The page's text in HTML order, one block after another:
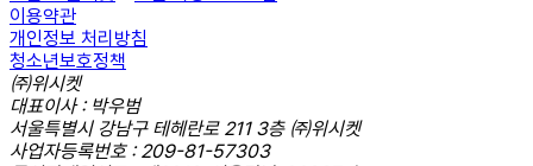
이용약관
개인정보 처리방침
청소년보호정책
㈜위시켓
대표이사 : 박우범
서울특별시 강남구 테헤란로 211 3층 ㈜위시켓
사업자등록번호 : 209-81-57303